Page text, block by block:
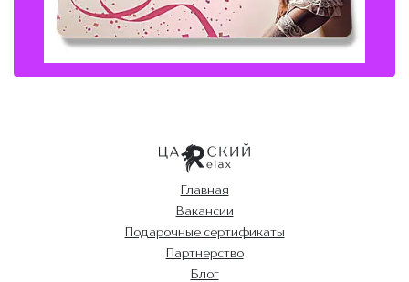
Главная
Вакансии
Подарочные сертификаты
Партнерство
Блог